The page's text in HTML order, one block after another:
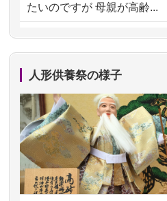
での方法が...
2026/07/10家から近かった
2026/07/08誰も住んでいな
ました。 ...
2026/07/069年間自由が丘
がとう。
たいのですが 母親が高齢...
2024/01/13剥製の供養・処
ですが？
2024/01/13お雛様のセット
ですが、お雛様とお内裏様
2024/01/13供養申込みの後
人形供養祭の様子